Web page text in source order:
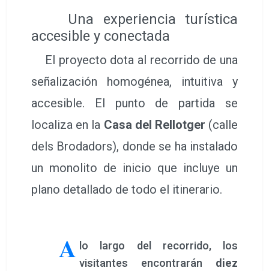
Una experiencia turística
accesible y conectada
El proyecto dota al recorrido de una
señalización homogénea, intuitiva y
accesible. El punto de partida se
localiza en la Casa del Rellotger (calle
dels Brodadors), donde se ha instalado
un monolito de inicio que incluye un
plano detallado de todo el itinerario.
A lo largo del recorrido, los
visitantes encontrarán diez